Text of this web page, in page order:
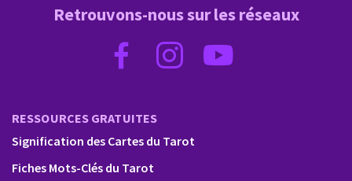
RESSOURCES GRATUITES
Signification des Cartes du Tarot
Fiches Mots-Clés du Tarot
Retrouvons-nous sur les réseaux